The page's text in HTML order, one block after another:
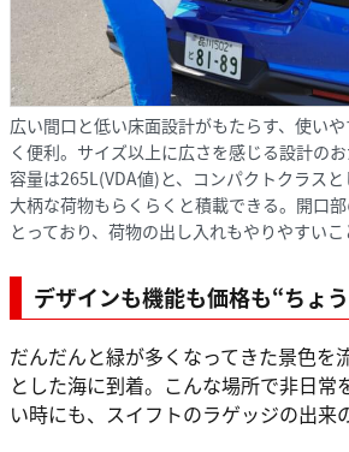
広い間口と低い床面設計がもたらす、使い
く便利。サイズ以上に広さを感じる設計の
容量は265L(VDA値)と、コンパクトクラスと
大柄な荷物もらくらくと積載できる。開口
とっており、荷物の出し入れもやりやすいこ
デザインも機能も価格も“ちょ
だんだんと緑が多くなってきた景色を
とした海に到着。こんな場所で非日常
い時にも、スイフトのラゲッジの出来